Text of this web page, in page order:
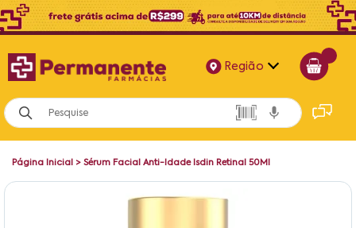
Região
Alagoas
Bahia
Página Inicial > Sérum Facial Anti-Idade Isdin Retinal 50Ml